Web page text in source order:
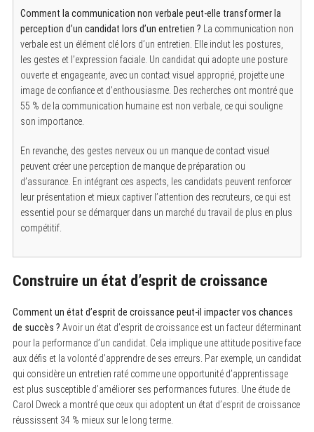
Comment la communication non verbale peut-elle transformer la
perception d’un candidat lors d’un entretien ? La communication non
verbale est un élément clé lors d’un entretien. Elle inclut les postures,
les gestes et l’expression faciale. Un candidat qui adopte une posture
ouverte et engageante, avec un contact visuel approprié, projette une
image de confiance et d’enthousiasme. Des recherches ont montré que
55 % de la communication humaine est non verbale, ce qui souligne
son importance.
En revanche, des gestes nerveux ou un manque de contact visuel
peuvent créer une perception de manque de préparation ou
d’assurance. En intégrant ces aspects, les candidats peuvent renforcer
leur présentation et mieux captiver l’attention des recruteurs, ce qui est
essentiel pour se démarquer dans un marché du travail de plus en plus
compétitif.
Construire un état d’esprit de croissance
Comment un état d’esprit de croissance peut-il impacter vos chances
de succès ? Avoir un état d’esprit de croissance est un facteur déterminant
pour la performance d’un candidat. Cela implique une attitude positive face
aux défis et la volonté d’apprendre de ses erreurs. Par exemple, un candidat
qui considère un entretien raté comme une opportunité d’apprentissage
est plus susceptible d’améliorer ses performances futures. Une étude de
Carol Dweck a montré que ceux qui adoptent un état d’esprit de croissance
réussissent 34 % mieux sur le long terme.